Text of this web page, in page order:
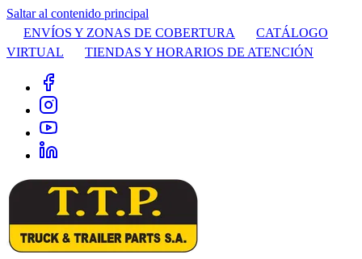
Saltar al contenido principal
ENVÍOS Y ZONAS DE COBERTURA
CATÁLOGO
VIRTUAL
TIENDAS Y HORARIOS DE ATENCIÓN